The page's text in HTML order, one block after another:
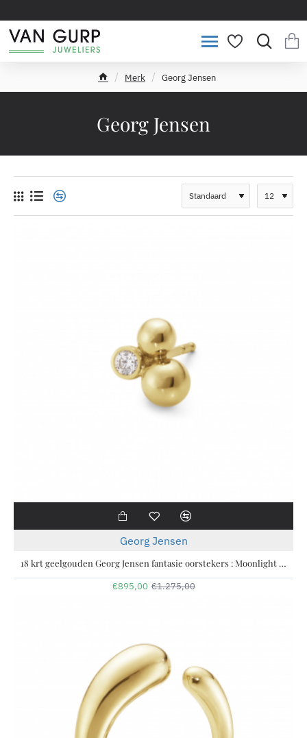
Georg Jensen
e
Merk Georg Jensen
Georg Jensen
18 krt geelgouden Georg Jensen fantasie oorstekers : Moonlight Grapes 1551D en verfraaid met 2 x briljant geslepen diamant G/VS, totaal 0.07 ct - 11112753
€895,00 €1.275,00